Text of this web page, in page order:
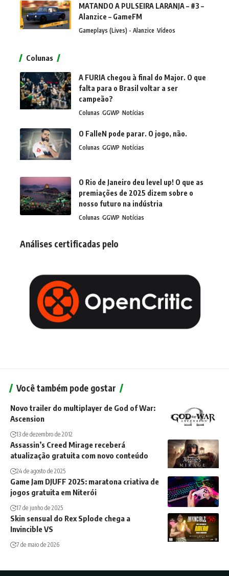
MATANDO A PULSEIRA LARANJA – #3 –
Alanzice – GameFM
Gameplays (Lives) - Alanzice Vídeos
Colunas
A FURIA chegou à final do Major. O que
falta para o Brasil voltar a ser
campeão?
Colunas GGWP Notícias
O FalleN pode parar. O jogo, não.
Colunas GGWP Notícias
O Rio de Janeiro deu level up! O que as
premiações de 2025 dizem sobre o
nosso futuro na indústria
Colunas GGWP Notícias
Análises certificadas pelo
Você também pode gostar
Novo trailer do multiplayer de God of War:
Ascension
13 de dezembro de 2012
Assassin’s Creed Mirage receberá
atualização gratuita com novo conteúdo
24 de agosto de 2025
Game Jam DJUFF 2025: maratona criativa de
jogos gratuita em Niterói
17 de junho de 2025
Skin sensual do Rex Splode chega a
Invincible VS
7 de maio de 2026